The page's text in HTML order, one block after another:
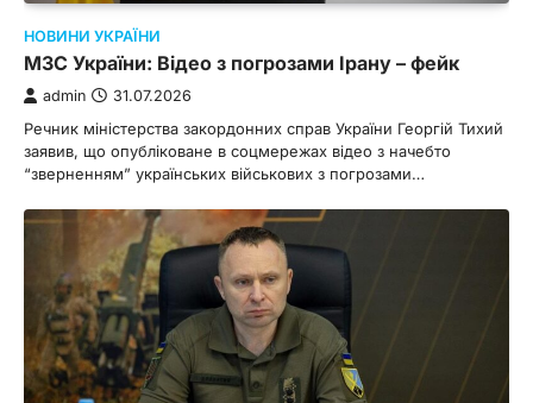
НОВИНИ УКРАЇНИ
МЗС України: Відео з погрозами Ірану – фейк
admin 31.07.2026
Речник міністерства закордонних справ України Георгій Тихий
заявив, що опубліковане в соцмережах відео з начебто
“зверненням” українських військових з погрозами…